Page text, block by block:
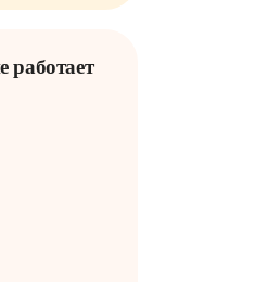
работает